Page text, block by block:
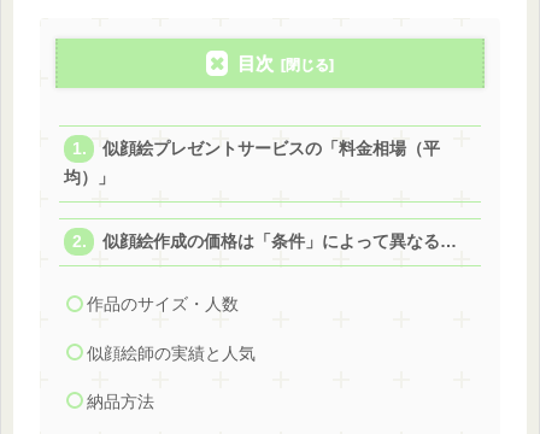
目次
似顔絵プレゼントサービスの「料金相場（平
均）」
似顔絵作成の価格は「条件」によって異なる…
作品のサイズ・人数
似顔絵師の実績と人気
納品方法